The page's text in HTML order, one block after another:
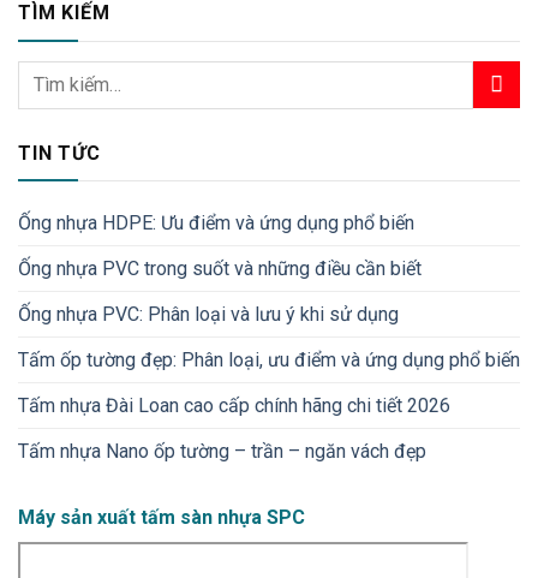
TÌM KIẾM
TIN TỨC
Ống nhựa HDPE: Ưu điểm và ứng dụng phổ biến
Ống nhựa PVC trong suốt và những điều cần biết
Ống nhựa PVC: Phân loại và lưu ý khi sử dụng
Tấm ốp tường đẹp: Phân loại, ưu điểm và ứng dụng phổ biến
Tấm nhựa Đài Loan cao cấp chính hãng chi tiết 2026
Tấm nhựa Nano ốp tường – trần – ngăn vách đẹp
Máy sản xuất tấm sàn nhựa SPC